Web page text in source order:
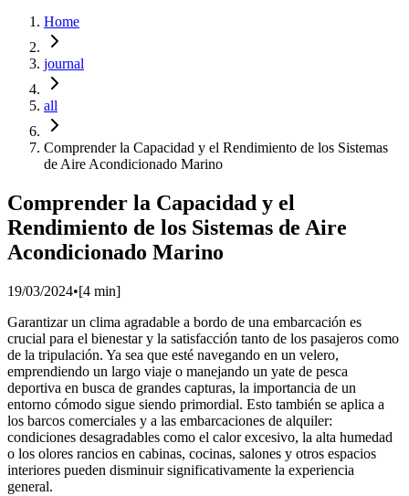
Home
journal
all
Comprender la Capacidad y el Rendimiento de los Sistemas
de Aire Acondicionado Marino
Comprender la Capacidad y el
Rendimiento de los Sistemas de Aire
Acondicionado Marino
19/03/2024•[4 min]
Garantizar un clima agradable a bordo de una embarcación es
crucial para el bienestar y la satisfacción tanto de los pasajeros como
de la tripulación. Ya sea que esté navegando en un velero,
emprendiendo un largo viaje o manejando un yate de pesca
deportiva en busca de grandes capturas, la importancia de un
entorno cómodo sigue siendo primordial. Esto también se aplica a
los barcos comerciales y a las embarcaciones de alquiler:
condiciones desagradables como el calor excesivo, la alta humedad
o los olores rancios en cabinas, cocinas, salones y otros espacios
interiores pueden disminuir significativamente la experiencia
general.